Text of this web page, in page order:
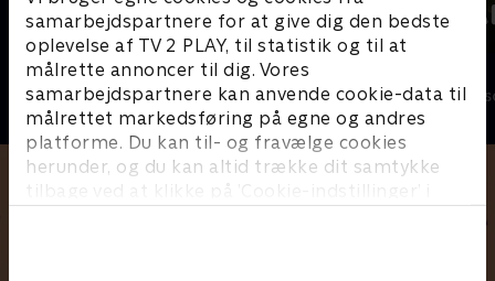
samarbejdspartnere for at give dig den bedste
oplevelse af TV 2 PLAY, til statistik og til at
målrette annoncer til dig. Vores
samarbejdspartnere kan anvende cookie-data til
målrettet markedsføring på egne og andres
platforme. Du kan til- og fravælge cookies
herunder, og du kan altid trække dit samtykke
tilbage ved at klikke på ’Cookie-indstillinger’ i
Gutterne på kutterne
Livsstil • 7 sæsoner Livsstil • 21